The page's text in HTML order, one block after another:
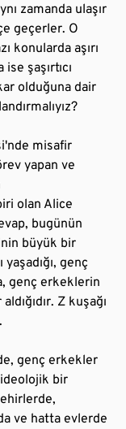
zamanda ulaşır
geçerler. O
konularda aşırı
şaşırtıcı
olduğuna dair
misafir
yapan ve
olan Alice
bugünün
büyük bir
genç
genç erkeklerin
Z kuşağı
genç erkekler
ideolojik bir
ve hatta evlerde